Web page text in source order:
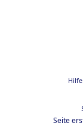
Hilfe
Seite